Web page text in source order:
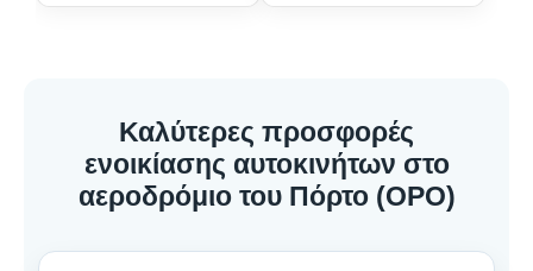
Καλύτερες προσφορές
ενοικίασης αυτοκινήτων στο
αεροδρόμιο του Πόρτο (OPO)